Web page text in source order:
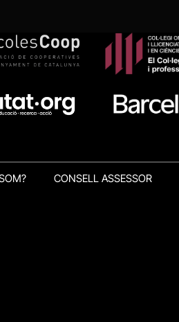
CONSELL ASSESSOR